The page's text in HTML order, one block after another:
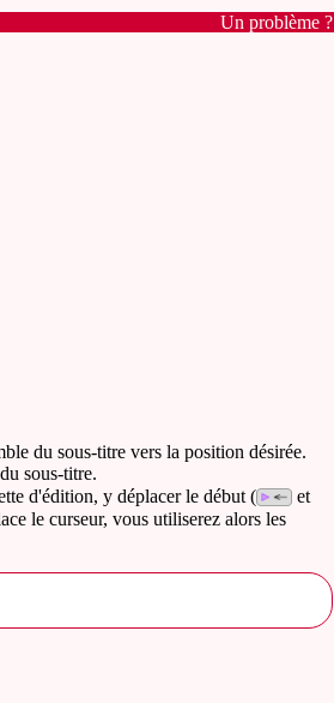
Un problème ?
du sous-titre vers la position désirée.
sous-titre.
d'édition, y déplacer le début (
et
le curseur, vous utiliserez alors les